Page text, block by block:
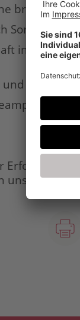
branchen-
in der
uns darauf,